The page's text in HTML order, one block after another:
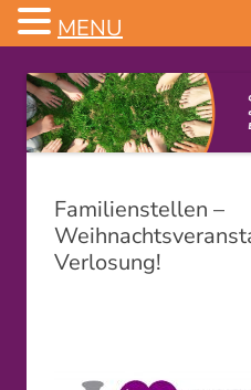
Familienstellen –
Verlosung!
MENU